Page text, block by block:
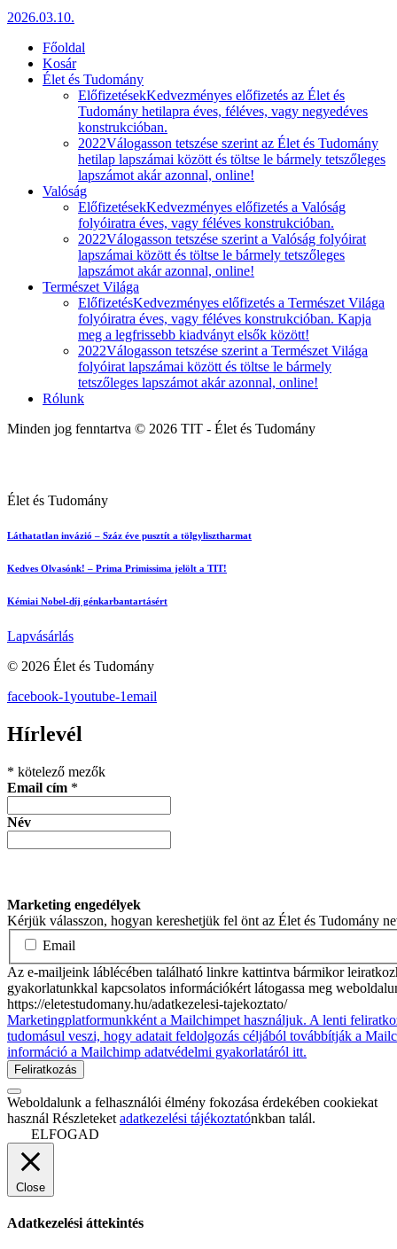
2026.03.10.
Főoldal
Kosár
Élet és Tudomány
ElőfizetésekKedvezményes előfizetés az Élet és
Tudomány hetilapra éves, féléves, vagy negyedéves
konstrukcióban.
2022Válogasson tetszése szerint az Élet és Tudomány
hetilap lapszámai között és töltse le bármely tetszőleges
lapszámot akár azonnal, online!
Valóság
ElőfizetésekKedvezményes előfizetés a Valóság
folyóiratra éves, vagy féléves konstrukcióban.
2022Válogasson tetszése szerint a Valóság folyóirat
lapszámai között és töltse le bármely tetszőleges
lapszámot akár azonnal, online!
Természet Világa
ElőfizetésKedvezményes előfizetés a Természet Világa
folyóiratra éves, vagy féléves konstrukcióban. Kapja
meg a legfrissebb kiadványt elsők között!
2022Válogasson tetszése szerint a Természet Világa
folyóirat lapszámai között és töltse le bármely
tetszőleges lapszámot akár azonnal, online!
Rólunk
Minden jog fenntartva © 2026 TIT - Élet és Tudomány
Élet és Tudomány
Láthatatlan invázió – Száz éve pusztít a tölgylisztharmat
Kedves Olvasónk! – Prima Primissima jelölt a TIT!
Kémiai Nobel-díj génkarbantartásért
Lapvásárlás
© 2026 Élet és Tudomány
facebook-1youtube-1email
Hírlevél
* kötelező mezők
Email cím *
Név
Marketing engedélyek
Kérjük válasszon, hogyan kereshetjük fel önt az Élet és Tudomány
Email
Az e-mailjeink láblécében található linkre kattintva bármikor
gyakorlatunkkal kapcsolatos információkért látogassa meg
https://eletestudomany.hu/adatkezelesi-tajekoztato/
Marketingplatformunkként a Mailchimpet használjuk. A lenti
tudomásul veszi, hogy adatait feldolgozás céljából továbbítják a
információ a Mailchimp adatvédelmi gyakorlatáról itt.
Weboldalunk a felhasználói élmény fokozása érdekében cookiekat
használ Részleteket adatkezelési tájékoztatónkban talál.
ELFOGAD
Close
Adatkezelési áttekintés